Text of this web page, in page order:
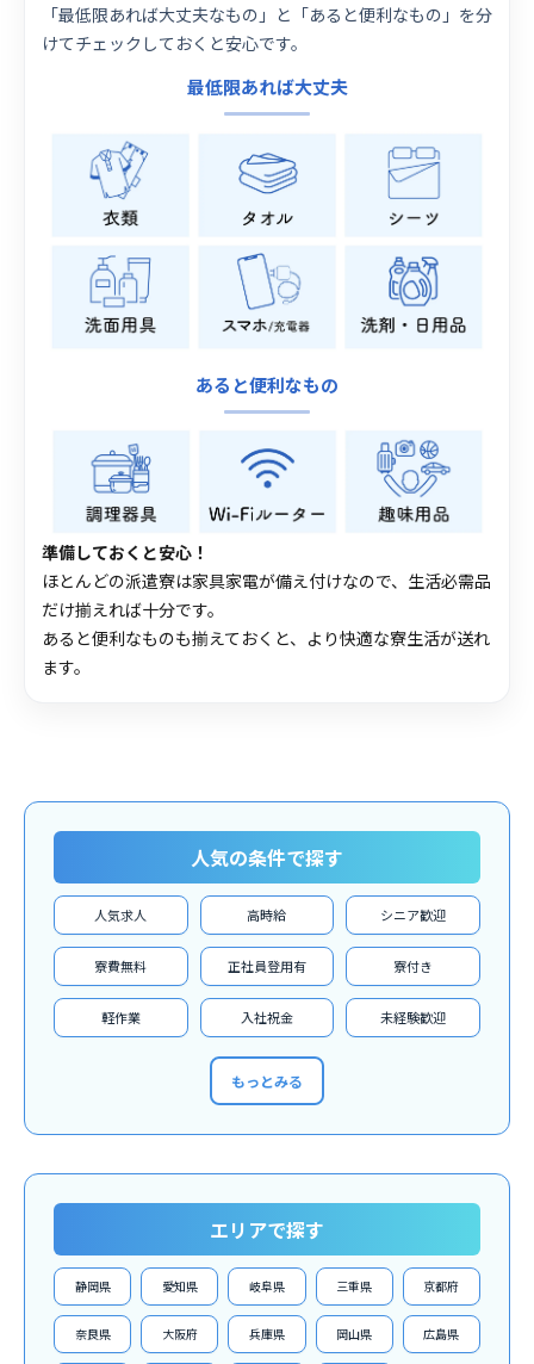
「最低限あれば大丈夫なもの」と「あると便利なもの」を分
けてチェックしておくと安心です。
最低限あれば大丈夫
あると便利なもの
準備しておくと安心！
ほとんどの派遣寮は家具家電が備え付けなので、生活必需品
だけ揃えれば十分です。
あると便利なものも揃えておくと、より快適な寮生活が送れ
ます。
人気の条件で探す
人気求人 高時給 シニア歓迎
寮費無料 正社員登用有 寮付き
軽作業 入社祝金 未経験歓迎
もっとみる
エリアで探す
静岡県 愛知県 岐阜県 三重県 京都府
奈良県 大阪府 兵庫県 岡山県 広島県